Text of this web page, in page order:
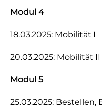
Modul 4
18.03.2025: Mobilität I
20.03.2025: Mobilität II
Modul 5
25.03.2025: